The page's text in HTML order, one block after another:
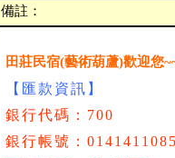
備註：
田莊民宿(藝術葫蘆)歡迎您
【匯款資訊】
銀行代碼：700
銀行帳號：